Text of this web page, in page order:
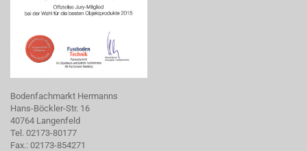
Bodenfachmarkt Hermanns
Hans-Böckler-Str. 16
40764 Langenfeld
Tel. 02173-80177
Fax.: 02173-854271